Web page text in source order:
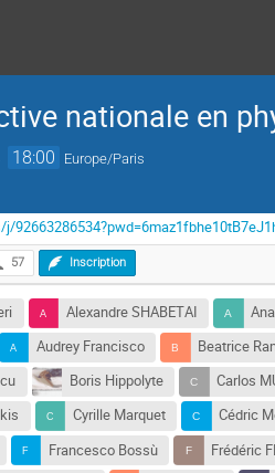
nationale en
18:00 Europe/Paris
57 Inscription
Alexandre SHABETAI
Audrey Francisco Beatrice
Boris Hippolyte Carlos
Cyrille Marquet Cédric
Francesco Bossù Frédéric